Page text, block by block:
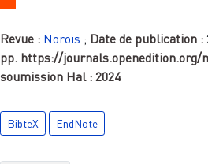
Revue : Norois ; Date de publication :
pp. https://journals.openedition.org/
soumission Hal : 2024
BibteX EndNote